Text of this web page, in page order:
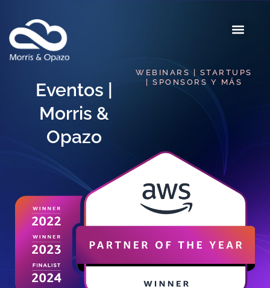
Eventos |
Morris &
Opazo​
WEBINARS | STARTUPS
| SPONSORS Y MÁS